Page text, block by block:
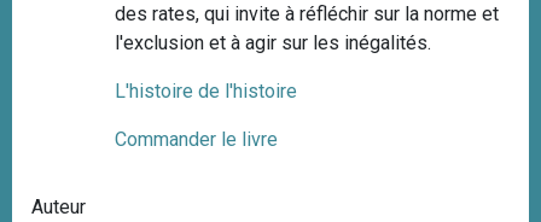
des rates, qui invite à réfléchir sur la norme et
l'exclusion et à agir sur les inégalités.
L'histoire de l'histoire
Commander le livre
Auteur